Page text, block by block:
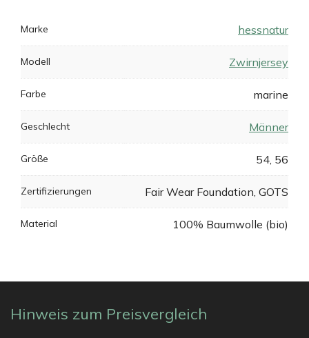
Marke hessnatur
Modell Zwirnjersey
Farbe marine
Geschlecht Männer
Größe 54, 56
Zertifizierungen Fair Wear Foundation, GOTS
Material 100% Baumwolle (bio)
Hinweis zum Preisvergleich